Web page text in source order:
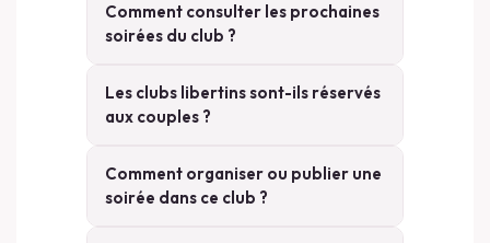
Comment consulter les prochaines
soirées du club ?
Les clubs libertins sont-ils réservés
aux couples ?
Comment organiser ou publier une
soirée dans ce club ?